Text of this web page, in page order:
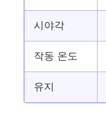
시야각
작동 온도
유지